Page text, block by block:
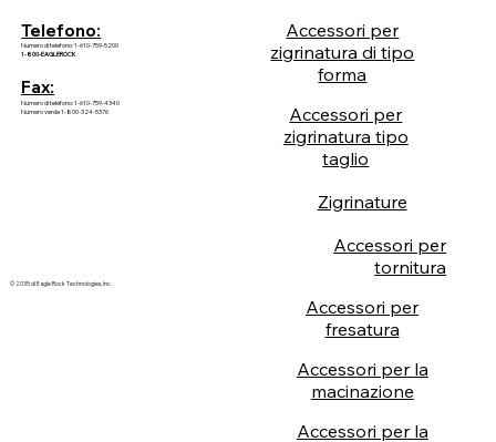
Telefono:
Numero di telefono: 1-610-759-5200
1-800-EAGLEROCK
Fax:
Numero di telefono: 1-610-759-4340
Numero verde 1-800-324-5376
© 2035 di Eagle Rock Technologies, Inc.
Accessori per
zigrinatura di tipo
forma
Accessori per
zigrinatura tipo
taglio
Zigrinature
Accessori per
tornitura
Accessori per
fresatura
Accessori per la
macinazione
Accessori per la